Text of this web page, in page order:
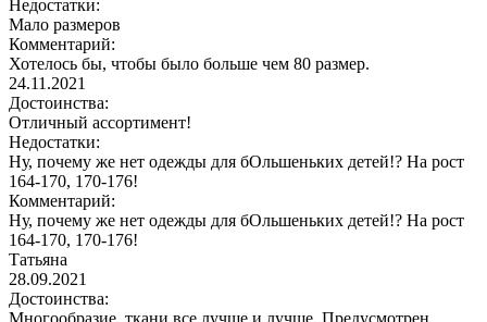
Недостатки:
Мало размеров
Комментарий:
Хотелось бы, чтобы было больше чем 80 размер.
24.11.2021
Достоинства:
Отличный ассортимент!
Недостатки:
Ну, почему же нет одежды для бОльшеньких детей!? На рост
164-170, 170-176!
Комментарий:
Ну, почему же нет одежды для бОльшеньких детей!? На рост
164-170, 170-176!
Татьяна
28.09.2021
Достоинства:
Многообразие, ткани все лучше и лучше. Предусмотрен